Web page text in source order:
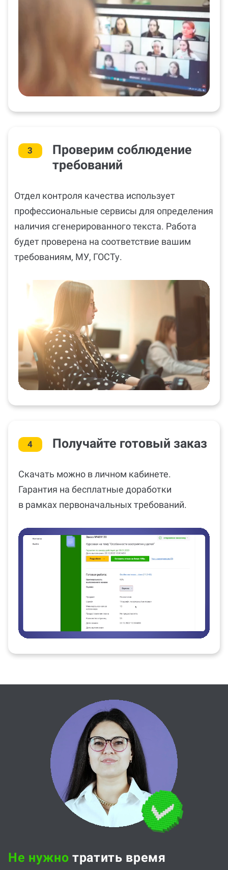
3
Проверим соблюдение
требований
Отдел контроля качества использует
профессиональные сервисы для определения
наличия сгенерированного текста. Работа
будет проверена на соответствие вашим
требованиям, МУ, ГОСТу.
4 Получайте готовый заказ
Скачать можно в личном кабинете.
Гарантия на бесплатные доработки
в рамках первоначальных требований.
Не нужно тратить время